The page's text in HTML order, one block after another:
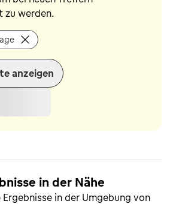
zu werden.
anzeigen
in der Nähe
in der Umgebung von